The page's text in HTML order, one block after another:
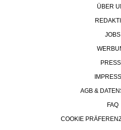
ÜBER
JOBS
AGB &
FAQ
COOKIE